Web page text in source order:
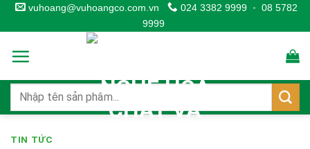
Skip
to
content
vuhoang@vuhoangco.com.vn 024 3382 9999 - 08 5782
9999
TIN TỨC